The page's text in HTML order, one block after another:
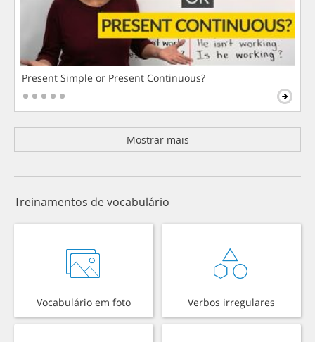
Present Simple or Present Continuous?
Mostrar mais
Treinamentos de vocabulário
Vocabulário em foto Verbos irregulares